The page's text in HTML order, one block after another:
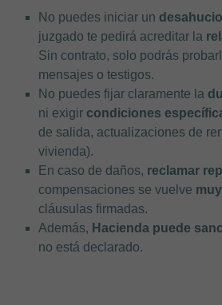
No puedes iniciar un
juzgado te pedirá acreditar la
Sin contrato, solo podrás
mensajes o testigos.
No puedes fijar claramente la
ni exigir condiciones
de salida, actualizaciones de
vivienda).
En caso de daños, reclamar
compensaciones se vuelve
cláusulas firmadas.
Además, Hacienda puede
no está declarado.